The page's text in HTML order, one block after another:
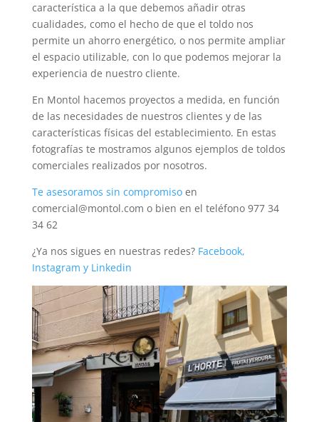
característica a la que debemos añadir otras
cualidades, como el hecho de que el toldo nos
permite un ahorro energético, o nos permite ampliar
el espacio utilizable, con lo que podemos mejorar la
experiencia de nuestro cliente.
En Montol hacemos proyectos a medida, en función
de las necesidades de nuestros clientes y de las
características físicas del establecimiento. En estas
fotografías te mostramos algunos ejemplos de toldos
comerciales realizados por nosotros.
Te asesoramos sin compromisoen
comercial@montol.com o bien en el teléfono 977 34
34 62
¿Ya nos sigues en nuestras redes?Facebook,
Instagram y Linkedin